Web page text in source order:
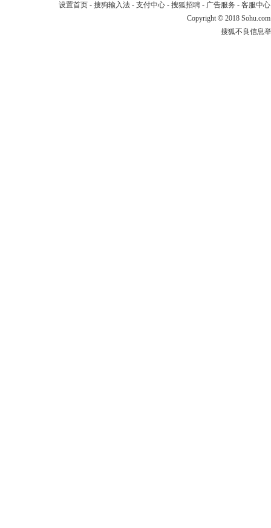
设置首页- 搜狗输入法- 支付中心- 搜狐招聘- 广告服务 - 客服中心
Copyright © 2018
搜狐不良信息